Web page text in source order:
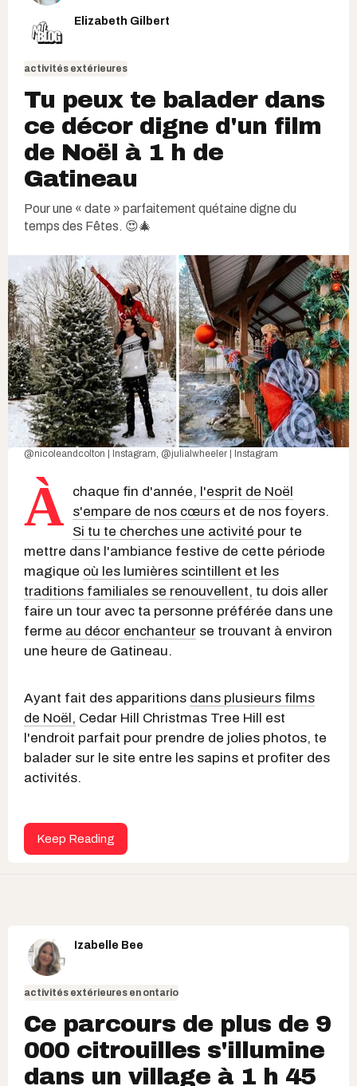
Elizabeth Gilbert
activités extérieures
Tu peux te balader dans
ce décor digne d'un film
de Noël à 1 h de
Gatineau
Pour une « date » parfaitement quétaine digne du
temps des Fêtes. 😍🎄
@nicoleandcolton | Instagram, @julialwheeler | Instagram
À chaque fin d'année, l'esprit de Noël
s'empare de nos cœurs et de nos foyers.
Si tu te cherches une activité pour te
mettre dans l'ambiance festive de cette période
magique où les lumières scintillent et les
traditions familiales se renouvellent, tu dois aller
faire un tour avec ta personne préférée dans une
ferme au décor enchanteur se trouvant à environ
une heure de Gatineau.
Ayant fait des apparitions dans plusieurs films
de Noël, Cedar Hill Christmas Tree Hill est
l'endroit parfait pour prendre de jolies photos, te
balader sur le site entre les sapins et profiter des
activités.
Keep Reading
Izabelle Bee
activités extérieures en ontario
Ce parcours de plus de 9
000 citrouilles s'illumine
dans un village à 1 h 45